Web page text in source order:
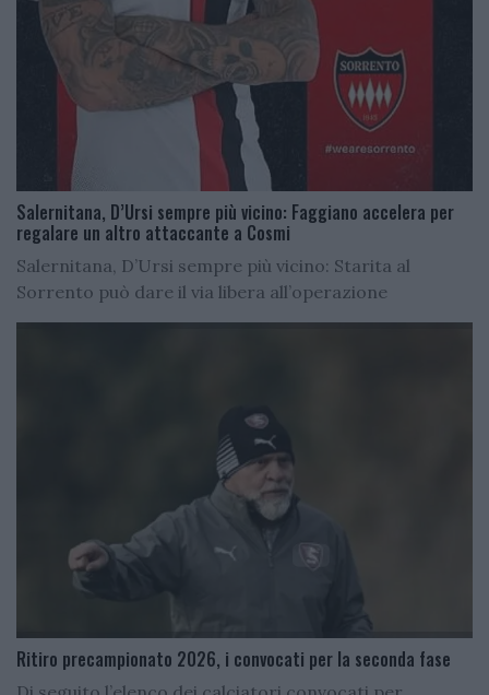
Salernitana, D’Ursi sempre più vicino: Faggiano accelera per
regalare un altro attaccante a Cosmi
Salernitana, D’Ursi sempre più vicino: Starita al
Sorrento può dare il via libera all’operazione
Ritiro precampionato 2026, i convocati per la seconda fase